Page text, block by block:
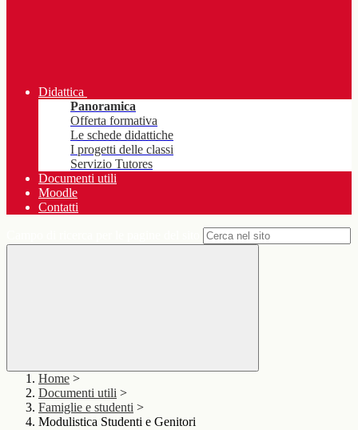
Didattica
Panoramica
Offerta formativa
Le schede didattiche
I progetti delle classi
Servizio Tutores
Documenti utili
Moodle
Contatti
Home >
Documenti utili >
Famiglie e studenti >
Modulistica Studenti e Genitori